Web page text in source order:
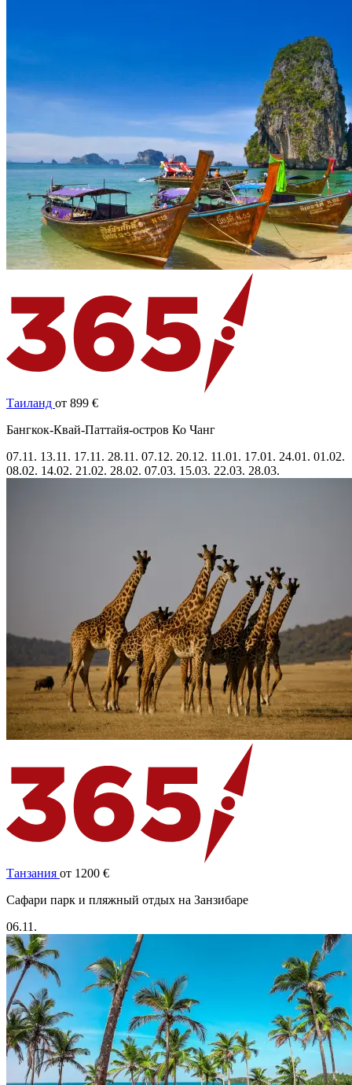
Таиланд от 899 €
Бангкок-Квай-Паттайя-остров Ко Чанг
07.11. 13.11. 17.11. 28.11. 07.12. 20.12. 11.01. 17.01. 24.01. 01.02.
08.02. 14.02. 21.02. 28.02. 07.03. 15.03. 22.03. 28.03.
Танзания от 1200 €
Cафари парк и пляжный отдых на Занзибаре
06.11.